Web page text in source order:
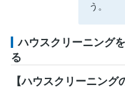
う。
ハウスクリーニング
る
【ハウスクリーニング